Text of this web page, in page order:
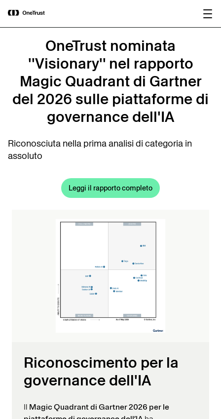
OneTrust nominata “Visionaria” nel
Magic Quadrant™ 2026 di Gartner®
per le piattaforme di governance
OneTrust nominata
''Visionary'' nel rapporto
Magic Quadrant di Gartner
del 2026 sulle piattaforme di
governance dell'IA
Riconosciuta nella prima analisi di categoria in
assoluto
Leggi il rapporto completo
Riconoscimento per la
governance dell'IA
Il Magic Quadrant di Gartner 2026 per le